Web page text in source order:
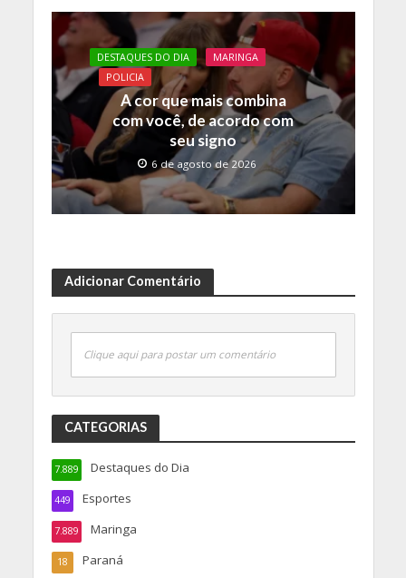
DESTAQUES DO DIA
MARINGA
POLICIA
A cor que mais combina
com você, de acordo com
seu signo
6 de agosto de 2026
Adicionar Comentário
Clique aqui para postar um comentário
CATEGORIAS
Destaques do Dia
7.889
Esportes
449
Maringa
7.889
Paraná
18